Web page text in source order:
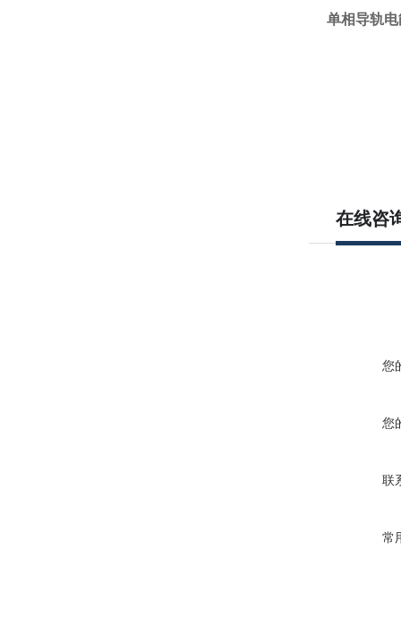
单相导轨电
在线咨
您
您
联
常